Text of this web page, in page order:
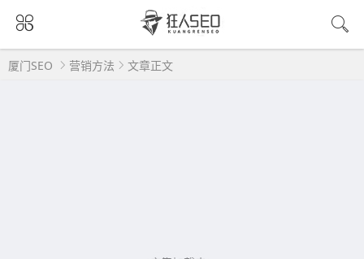
厦门SEO 营销方法 文章正文